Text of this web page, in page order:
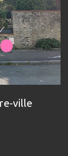
ville